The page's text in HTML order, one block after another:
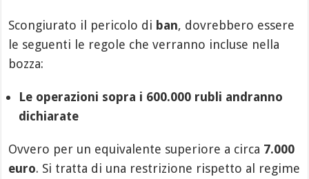
Scongiurato il pericolo di ban, dovrebbero essere
le seguenti le regole che verranno incluse nella
bozza:
Le operazioni sopra i 600.000 rubli andranno
dichiarate
Ovvero per un equivalente superiore a circa 7.000
euro. Si tratta di una restrizione rispetto al regime